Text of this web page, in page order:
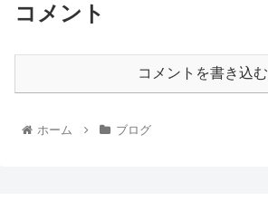
コメント
コメントを書き込む
ホーム ブログ